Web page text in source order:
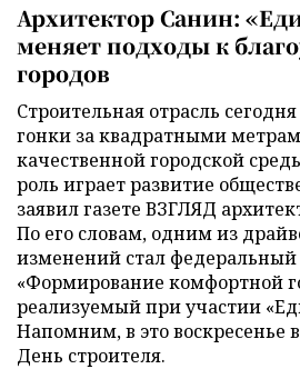
Архитектор Санин:
меняет подходы к
городов
Строительная отрасль
гонки за квадратными
качественной городской
роль играет развитие
заявил газете ВЗГЛЯД
По его словам, одним из
изменений стал федеральный
«Формирование комфортной
реализуемый при участии
Напомним, в это воскресенье
День строителя.